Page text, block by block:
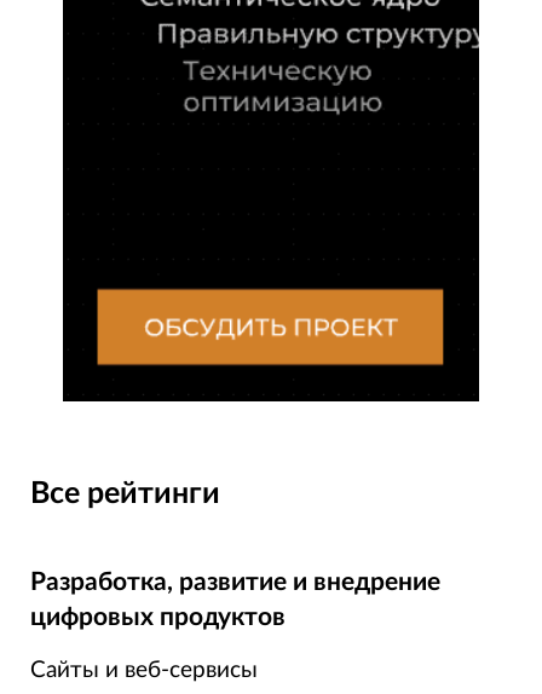
Все рейтинги
Разработка, развитие и внедрение
цифровых продуктов
Сайты и веб-сервисы